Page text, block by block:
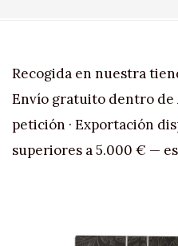
Recogida en nuestra
Envío gratuito dentro de
petición · Exportación
superiores a 5.000 € —